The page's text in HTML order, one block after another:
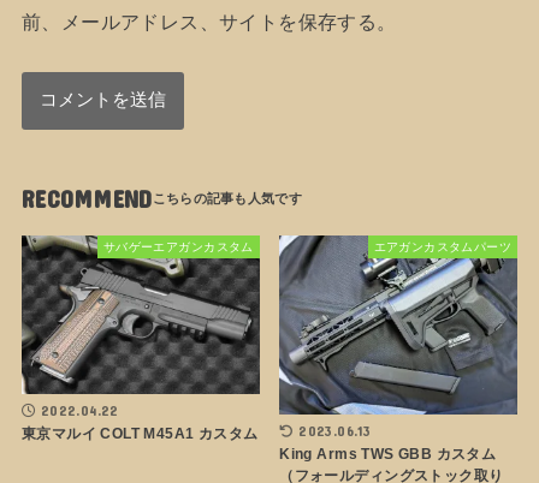
前、メールアドレス、サイトを保存する。
RECOMMEND
サバゲーエアガンカスタム
2022.04.22
東京マルイ COLT M45A1 カスタム
エアガンカスタムパーツ
2023.06.13
King Arms TWS GBB カスタム
（フォールディングストック取り